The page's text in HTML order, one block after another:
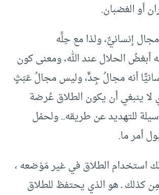
أو الغضبان.
إنسانيٌّ، ولذا مع حِلِّه
أبغضُ الحلال عند الله، ومعنى كون
أنه مجالُ جِدٍّ، وليس مجالُ عَبَثٍ
لا ينبغي أن يكون الطلاق عُرضة
للتهديد عن طريقه.. ولحمْل
أمر ما.
استخدام الطلاق في غير مَوْضعه ،
كذلك ـ هو الذي يحتفظ للطلاق